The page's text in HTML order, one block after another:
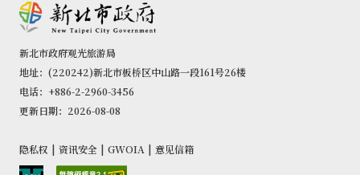
新北市政府观光旅游局
地址：(220242)新北市板桥区中山路一段161号26楼
电话：+886-2-2960-3456
更新日期：2026-08-08
隐私权 | 资讯安全 | GWOIA | 意见信箱